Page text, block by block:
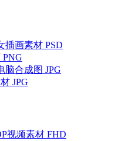
插画素材 PSD
PNG
脑合成图 JPG
JPG
视频素材 FHD